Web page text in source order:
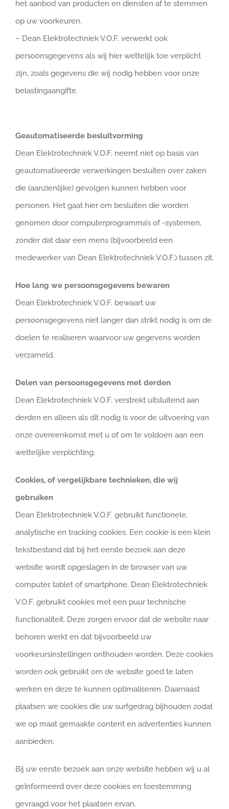
het aanbod van producten en diensten af te stemmen
op uw voorkeuren.
– Dean Elektrotechniek V.O.F. verwerkt ook
persoonsgegevens als wij hier wettelijk toe verplicht
zijn, zoals gegevens die wij nodig hebben voor onze
belastingaangifte.
Geautomatiseerde besluitvorming
Dean Elektrotechniek V.O.F. neemt niet op basis van
geautomatiseerde verwerkingen besluiten over zaken
die (aanzienlijke) gevolgen kunnen hebben voor
personen. Het gaat hier om besluiten die worden
genomen door computerprogramma’s of -systemen,
zonder dat daar een mens (bijvoorbeeld een
medewerker van Dean Elektrotechniek V.O.F.) tussen zit.
Hoe lang we persoonsgegevens bewaren
Dean Elektrotechniek V.O.F. bewaart uw
persoonsgegevens niet langer dan strikt nodig is om de
doelen te realiseren waarvoor uw gegevens worden
verzameld.
Delen van persoonsgegevens met derden
Dean Elektrotechniek V.O.F. verstrekt uitsluitend aan
derden en alleen als dit nodig is voor de uitvoering van
onze overeenkomst met u of om te voldoen aan een
wettelijke verplichting.
Cookies, of vergelijkbare technieken, die wij
gebruiken
Dean Elektrotechniek V.O.F. gebruikt functionele,
analytische en tracking cookies. Een cookie is een klein
tekstbestand dat bij het eerste bezoek aan deze
website wordt opgeslagen in de browser van uw
computer, tablet of smartphone. Dean Elektrotechniek
V.O.F. gebruikt cookies met een puur technische
functionaliteit. Deze zorgen ervoor dat de website naar
behoren werkt en dat bijvoorbeeld uw
voorkeursinstellingen onthouden worden. Deze cookies
worden ook gebruikt om de website goed te laten
werken en deze te kunnen optimaliseren. Daarnaast
plaatsen we cookies die uw surfgedrag bijhouden zodat
we op maat gemaakte content en advertenties kunnen
aanbieden.
Bij uw eerste bezoek aan onze website hebben wij u al
geïnformeerd over deze cookies en toestemming
gevraagd voor het plaatsen ervan.